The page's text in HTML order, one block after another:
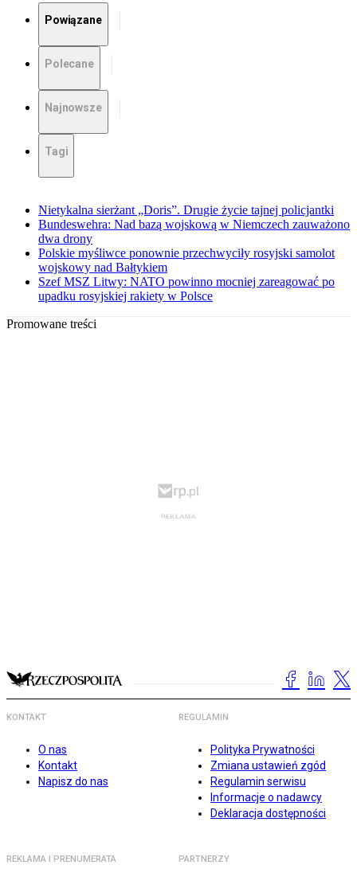
Powiązane
Polecane
Najnowsze
Tagi
Nietykalna sierżant „Doris”. Drugie życie tajnej policjantki
Bundeswehra: Nad bazą wojskową w Niemczech zauważono
dwa drony
Polskie myśliwce ponownie przechwyciły rosyjski samolot
wojskowy nad Bałtykiem
Szef MSZ Litwy: NATO powinno mocniej zareagować po
upadku rosyjskiej rakiety w Polsce
Promowane treści
KONTAKT
O nas
Kontakt
Napisz do nas
REGULAMIN
Polityka Prywatności
Zmiana ustawień zgód
Regulamin serwisu
Informacje o nadawcy
Deklaracja dostępności
REKLAMA I PRENUMERATA PARTNERZY